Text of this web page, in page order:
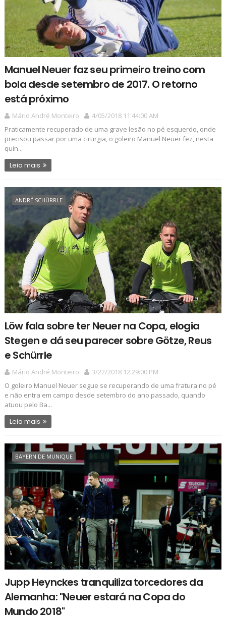
Manuel Neuer faz seu primeiro treino com
bola desde setembro de 2017. O retorno
está próximo
Mário André Monteiro
4/05/2018 11:44:00 AM
Praticamente recuperado de uma grave lesão no pé esquerdo, onde
precisou passar por uma cirurgia, o goleiro Manuel Neuer fez, nesta
quin...
Leia mais
ANDRÉ SCHÜRRLE
Löw fala sobre ter Neuer na Copa, elogia
Stegen e dá seu parecer sobre Götze, Reus
e Schürrle
Mário André Monteiro
3/22/2018 12:29:00 PM
O goleiro Manuel Neuer segue se recuperando de uma fratura no pé
e não entra em campo desde setembro do ano passado, quando
atuou pelo Ba...
Leia mais
BAYERN DE MUNIQUE
Jupp Heynckes tranquiliza torcedores da
Alemanha: "Neuer estará na Copa do
Mundo 2018"